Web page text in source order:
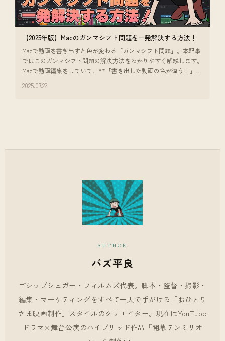
【2025年版】Macのガンマシフト問題を一発解決する方法！
Macで動画を書き出すと色が変わる「ガンマシフト問題」。本記事
ではこのガンマシフト問題の解決方法をわかりやすく解説します。
Macで動画編集をしていて、**「書き出した動画の色が違う！」**
2025.07.22
AUTHOR
バズ平良
ゴシップシュガー・フィルムズ代表。脚本・監督・撮影・
編集・マーケティングをすべて一人で手がける「おひとり
さま映画制作」スタイルのクリエイター。現在はYouTube
ドラマ×舞台公演のハイブリッド作品『開幕テンミリオ